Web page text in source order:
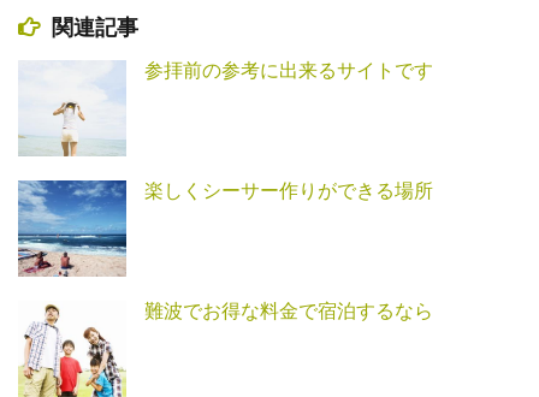
関連記事
参拝前の参考に出来るサイトです
楽しくシーサー作りができる場所
難波でお得な料金で宿泊するなら